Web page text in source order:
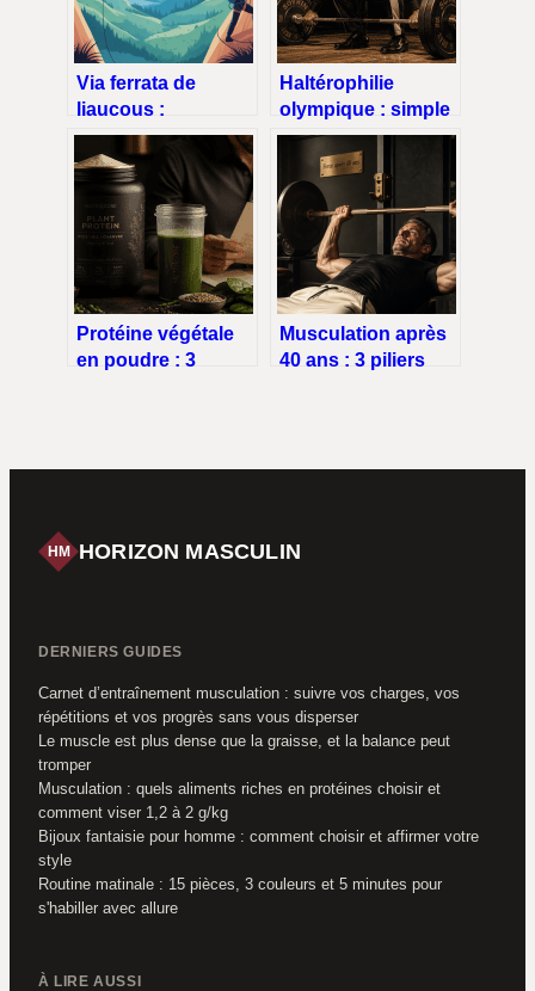
Via ferrata de
liaucous :
parcours, niveaux,
accès, conseils
sécurité
Haltérophilie
olympique : simple
force brute ou
précision
chirurgicale ?
Protéine végétale
en poudre : 3
Musculation après
40 ans : 3 piliers
articulations
HM HORIZON MASCULIN
DERNIERS GUIDES
Carnet d’entraînement musculation : suivre vos charges, vos
répétitions et vos progrès sans vous disperser
Le muscle est plus dense que la graisse, et la balance peut
tromper
Musculation : quels aliments riches en protéines choisir et
comment viser 1,2 à 2 g/kg
Bijoux fantaisie pour homme : comment choisir et affirmer votre
style
Routine matinale : 15 pièces, 3 couleurs et 5 minutes pour
s'habiller avec allure
À LIRE AUSSI